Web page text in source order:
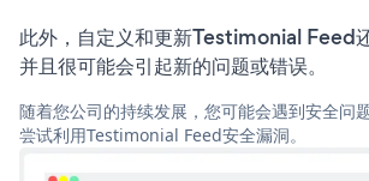
此外，自定义和更新Testimonial Feed
并且很可能会引起新的问题或错误。
随着您公司的持续发展，您可能会遇到安全问
尝试利用Testimonial Feed安全漏洞。